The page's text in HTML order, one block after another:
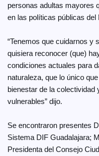
personas adultas mayores
en las políticas públicas del
“Tenemos que cuidarnos y
quisiera reconocer (que)
condiciones actuales para
naturaleza, que lo único
bienestar de la colectividad
vulnerables” dijo.
Se encontraron presentes
Sistema DIF Guadalajara;
Presidenta del Consejo